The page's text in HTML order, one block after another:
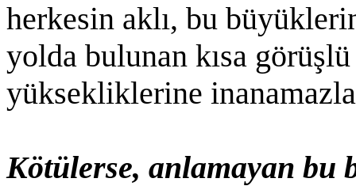
herkesin aklı, bu
yolda bulunan kısa
yüksekliklerine
Kötülerse, anlamayan bu